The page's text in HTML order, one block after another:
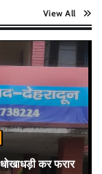
View All
कर फरार